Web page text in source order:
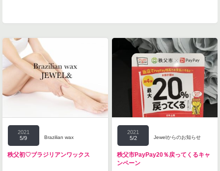
2021
5/9
Brazilian wax
秩父初♡ブラジリアンワックス
2021
5/2
Jewelからのお知らせ
秩父市PayPay20％戻ってくるキャ
ンペーン